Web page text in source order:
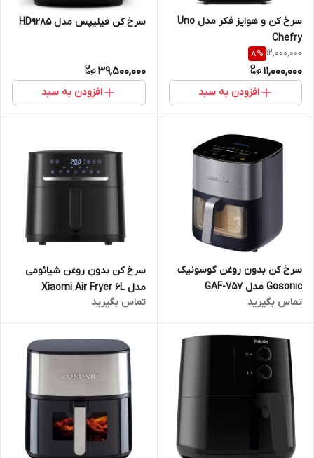
سرخ کن و هواپز فکر مدل Uno
Chefry
12,000,000
8%
11,000,000
افزودن به سبد
سرخ کن فیلیپس مدل HD9285
39,500,000
افزودن به سبد
سرخ کن بدون روغن گوسونیک
Gosonic مدل GAF-757
تماس بگیرید
سرخ کن بدون روغن شیائومی
مدل Xiaomi Air Fryer 6L
MAF08
تماس بگیرید